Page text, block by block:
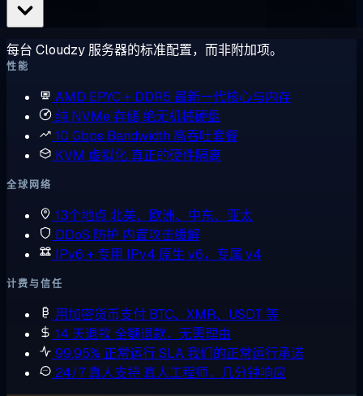
每台 Cloudzy 服务器的标准配置，而非附加项。
性能
AMD EPYC + DDR5 最新一代核心与内存
纯 NVMe 存储绝无机械硬盘
10 Gbps Bandwidth 高吞吐套餐
KVM 虚拟化 真正的硬件隔离
全球网络
13个地点 北美、欧洲、中东、亚太
DDoS 防护 内置攻击缓解
IPv6 + 专用 IPv4 原生 v6，专属 v4
计费与信任
用加密货币支付 BTC、XMR、USDT 等
14 天退款全额退款，无需理由
99.95% 正常运行 SLA我们的正常运行承诺
24/7 真人支持 真人工程师，几分钟响应